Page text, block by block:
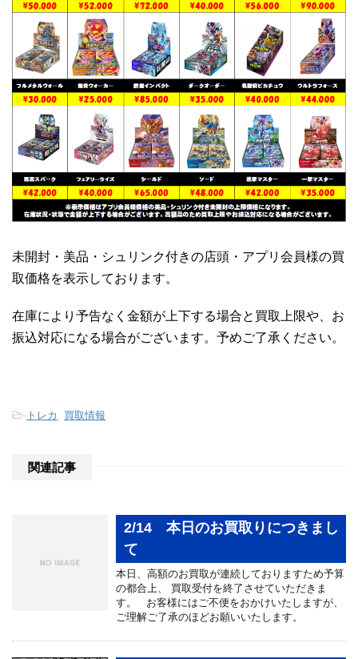
未開封・美品・シュリンク付きの店頭・アプリ会員様の買
取価格を表示しております。
在庫により予告なく金額が上下する場合と買取上限や、お
振込対応になる場合がございます。予めご了承ください。
- トレカ 買取情報
関連記事
2/14 本日のお買取りにつきまし
て
本日、高額のお買取が連続しておりますため予算
の都合上、 買取受付を終了させていただきま
す。 お客様にはご不便をおかけいたしますが、
ご理解ご了承のほどお願いいたします。